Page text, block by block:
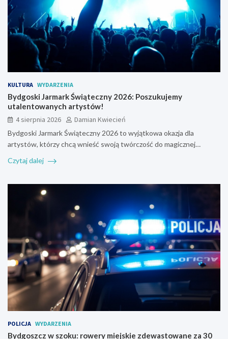
KULTURA WYDARZENIA
Bydgoski Jarmark Świąteczny 2026: Poszukujemy
utalentowanych artystów!
4 sierpnia 2026
Damian Kwiecień
Bydgoski Jarmark Świąteczny 2026 to wyjątkowa okazja dla
artystów, którzy chcą wnieść swoją twórczość do magicznej…
Czytaj dalej
POLICJA WYDARZENIA
Bydgoszcz w szoku: rowery miejskie zdewastowane za 30